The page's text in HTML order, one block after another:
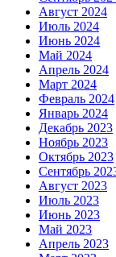
Август 2024
Июль 2024
Июнь 2024
Май 2024
Апрель 2024
Март 2024
Февраль 2024
Январь 2024
Декабрь 2023
Ноябрь 2023
Октябрь 2023
Сентябрь
Август 2023
Июль 2023
Июнь 2023
Май 2023
Апрель 2023